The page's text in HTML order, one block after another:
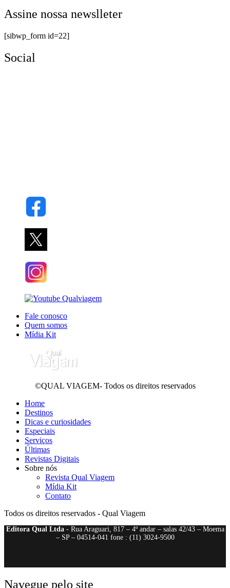
Assine nossa newslleter
[sibwp_form id=22]
Social
Fale conosco
Quem somos
Mídia Kit
©QUAL VIAGEM- Todos os direitos reservados
Home
Destinos
Dicas e curiosidades
Especiais
Serviços
Últimas
Revistas Digitais
Sobre nós
Revista Qual Viagem
Mídia Kit
Contato
Todos os direitos reservados - Qual Viagem
Editora Qual Ltda- Rua Araguari, 817 – 4º andar – salas 42/43 – Moema
– SP – 04514-041 fone : (11) 3024-9500
Navegue pelo site